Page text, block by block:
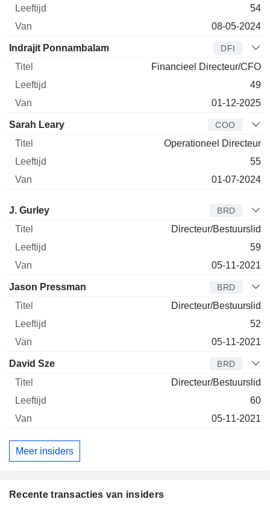
54
08-05-2024
Indrajit Ponnambalam DFI
Financieel Directeur/CFO
49
01-12-2025
Sarah Leary COO
Operationeel Directeur
55
01-07-2024
Bestuurder
J. Gurley BRD
Directeur/Bestuurslid
59
05-11-2021
Jason Pressman BRD
Directeur/Bestuurslid
52
05-11-2021
David Sze BRD
Directeur/Bestuurslid
60
05-11-2021
Meer insiders
Recente transacties van insiders